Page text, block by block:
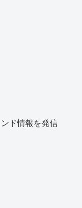
ド情報を発信